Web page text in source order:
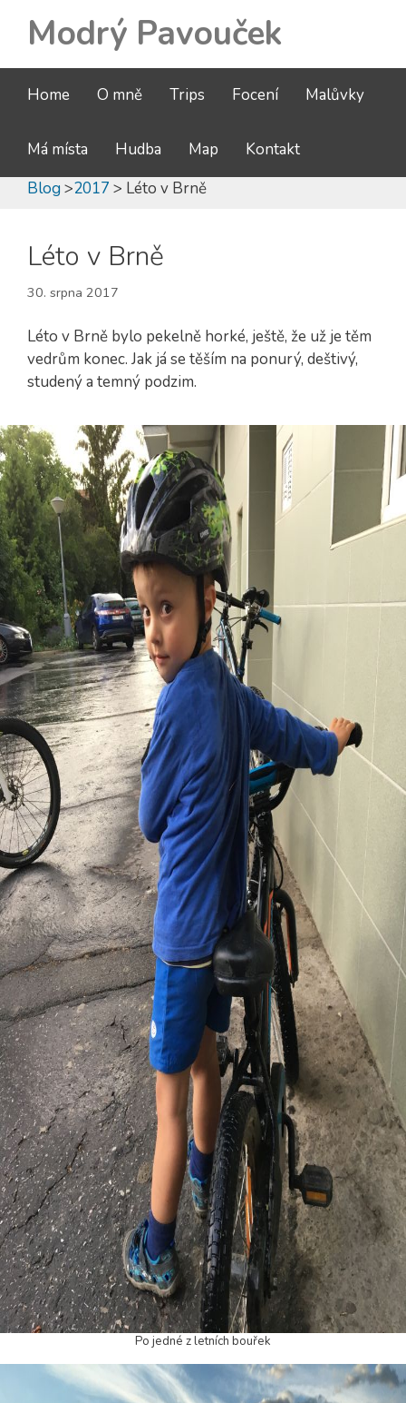
Modrý Pavouček
Home O mně Trips Focení Malůvky
Má místa Hudba Map
Kontakt
Blog >2017 > Léto v Brně
Léto v Brně
30. srpna 2017
Léto v Brně bylo pekelně horké, ještě, že už je těm
vedrům konec. Jak já se těším na ponurý, deštivý,
studený a temný podzim.
Po jedné z letních bouřek